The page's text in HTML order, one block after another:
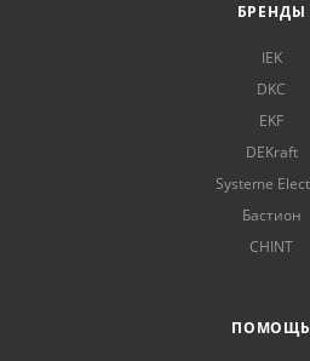
БРЕНДЫ
IEK
DKC
EKF
DEKraft
Systeme
Бастион
CHINT
ПОМОЩЬ